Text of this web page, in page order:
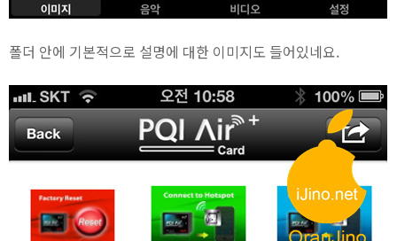
폴더 안에 기본적으로 설명에 대한 이미지도 들어있네요.